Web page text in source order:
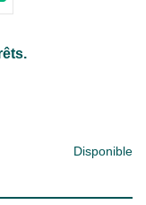
Disponible